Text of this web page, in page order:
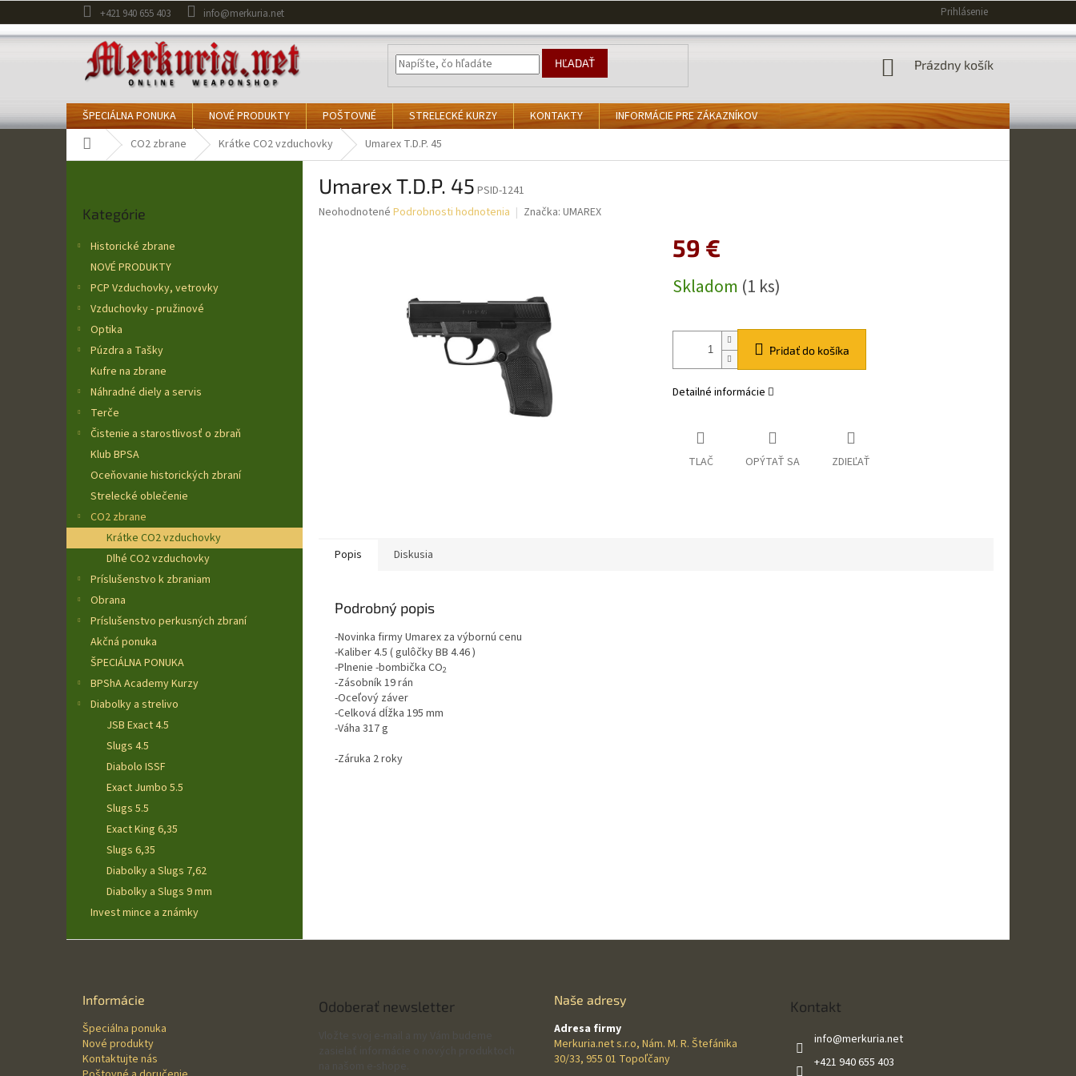
na
obsah
+421 940 655 403 info@merkuria.net Prihlásenie
HĽADAŤ
NÁKUPNÝ
Prázdny košík
ŠPECIÁLNA PONUKA NOVÉ PRODUKTY POŠTOVNÉ STRELECKÉ KURZY KONTAKTY
INFORMÁCIE PRE ZÁKAZNÍKOV
Domov CO2 zbrane Krátke CO2 vzduchovky Umarex T.D.P. 45
kategórie
Kategórie
Historické zbrane
NOVÉ PRODUKTY
PCP Vzduchovky, vetrovky
Vzduchovky - pružinové
Optika
Púzdra a Tašky
Kufre na zbrane
Náhradné diely a servis
Terče
Čistenie a starostlivosť o zbraň
Klub BPSA
Oceňovanie historických zbraní
Strelecké oblečenie
CO2 zbrane
Krátke CO2 vzduchovky
Dlhé CO2 vzduchovky
Príslušenstvo k zbraniam
Obrana
Príslušenstvo perkusných zbraní
Akčná ponuka
ŠPECIÁLNA PONUKA
BPShA Academy Kurzy
Diabolky a strelivo
JSB Exact 4.5
Slugs 4.5
Diabolo ISSF
Exact Jumbo 5.5
Slugs 5.5
Exact King 6,35
Slugs 6,35
Diabolky a Slugs 7,62
Diabolky a Slugs 9 mm
Invest mince a známky
Umarex T.D.P. 45 PSID-1241
Priemerné
Neohodnotené Podrobnosti hodnotenia Značka: UMAREX
59 €
cena:
Skladom (1 ks)
Pridať do košíka
Detailné informácie
TLAČ OPÝTAŤ SA ZDIEĽAŤ
Popis Diskusia
Podrobný popis
-Novinka firmy Umarex za výbornú cenu
-Kaliber 4.5 ( gulôčky BB 4.46 )
-Plnenie -bombička CO2
-Zásobník 19 rán
-Oceľový záver
-Celková dĺžka 195 mm
-Váha 317 g
-Záruka 2 roky
Informácie
Špeciálna ponuka
Nové produkty
Kontaktujte nás
Odoberať newsletter Naše adresy
Adresa firmy
Merkuria.net s.r.o, Nám. M. R. Štefánika
30/33, 955 01 Topoľčany
Kontakt
info@merkuria.net
+421 940 655 403